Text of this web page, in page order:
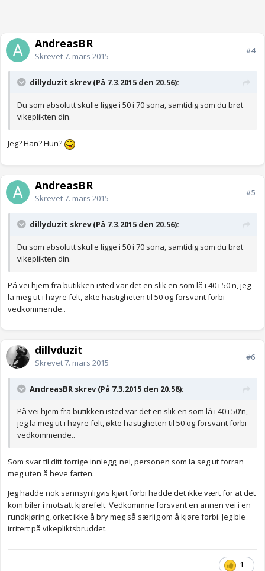
AndreasBR
Skrevet7. mars 2015
#4
dillyduzit skrev (På 7.3.2015 den 20.56):
Du som absolutt skulle ligge i 50 i 70 sona, samtidig som du brøt
vikeplikten din.
Jeg? Han? Hun?
AndreasBR
Skrevet7. mars 2015
#5
dillyduzit skrev (På 7.3.2015 den 20.56):
Du som absolutt skulle ligge i 50 i 70 sona, samtidig som du brøt
vikeplikten din.
På vei hjem fra butikken isted var det en slik en som lå i 40 i 50'n, jeg
la meg ut i høyre felt, økte hastigheten til 50 og forsvant forbi
vedkommende..
dillyduzit
Skrevet7. mars 2015
#6
AndreasBR skrev (På 7.3.2015 den 20.58):
På vei hjem fra butikken isted var det en slik en som lå i 40 i 50'n,
jeg la meg ut i høyre felt, økte hastigheten til 50 og forsvant forbi
vedkommende..
Som svar til ditt forrige innlegg; nei, personen som la seg ut forran
meg uten å heve farten.
Jeg hadde nok sannsynligvis kjørt forbi hadde det ikke vært for at det
kom biler i motsatt kjørefelt. Vedkommne forsvant en annen vei i en
rundkjøring, orket ikke å bry meg så særlig om å kjøre forbi. Jeg ble
irritert på vikepliktsbruddet.
1